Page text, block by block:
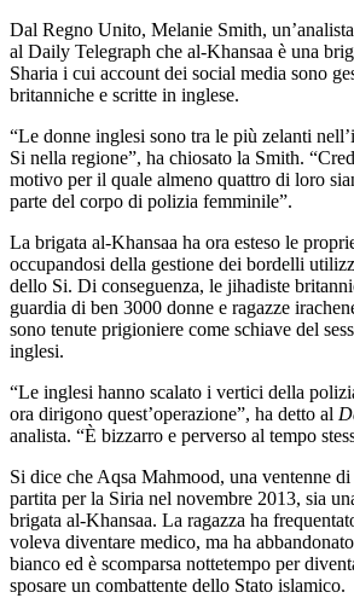
Dal Regno Unito, Melanie Smith,
al Daily Telegraph che al-Khansaa è una
Sharia i cui account dei social media sono
britanniche e scritte in inglese.
“Le donne inglesi sono tra le più zelanti
Si nella regione”, ha chiosato la Smith.
motivo per il quale almeno quattro di loro
parte del corpo di polizia femminile”.
La brigata al-Khansaa ha ora esteso le
occupandosi della gestione dei bordelli
dello Si. Di conseguenza, le jihadiste
guardia di ben 3000 donne e ragazze
sono tenute prigioniere come schiave del
inglesi.
“Le inglesi hanno scalato i vertici della
ora dirigono quest’operazione”, ha detto al
analista. “È bizzarro e perverso al tempo
Si dice che Aqsa Mahmood, una ventenne
partita per la Siria nel novembre 2013, sia
brigata al-Khansaa. La ragazza ha
voleva diventare medico, ma ha
bianco ed è scomparsa nottetempo per
sposare un combattente dello Stato islamico.